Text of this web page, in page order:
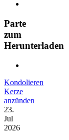
Parte
zum
Herunterladen
Kondolieren
Kerze
anzünden
23.
Jul
2026